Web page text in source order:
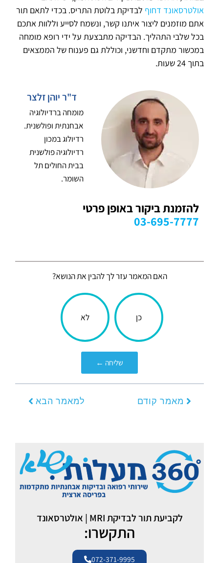
אולטרסאונד דחוף לבדיקת בלוטת התריס. בכדי לתאם תור
אתם מוזמנים ליצור איתנו קשר, ונשמח לסייע וללוות אתכם
בכל שלבי התהליך. הבדיקה מתבצעת על ידי רופא מומחה
במכשור מתקדם וחדשני, וכוללת גם פענוח של הממצאים
בתוך 24 שעות.
ד"ר יוהן זלצר
מומחה ברדיולוגיה
אבחנתית ופולשנית.
רדיולוג במכון
רדיולוגיה פולשנית
בבית החולים תל
השומר.
להזמנת ביקור באופן פרטי
03-695-7777
האם המאמר עזר לך להבין את הנושא?
הכתבה
עניינה
אותך?
כן לא
שליחה ←
מאמר קודם למאמר הבא
לקביעת תור לבדיקת MRI | אולטרסאונד
התקשרו:
072-371-9995